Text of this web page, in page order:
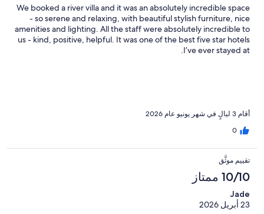
We booked a river villa and it was an absolutely incredible space
- so serene and relaxing, with beautiful stylish furniture, nice
amenities and lighting. All the staff were absolutely incredible to
us - kind, positive, helpful. It was one of the best five star hotels
I’ve ever stayed at.
أقام 3 ليالٍ في شهر يونيو عام 2026
0
تقييم موثَّق
10/10 ممتاز
Jade
23 أبريل 2026